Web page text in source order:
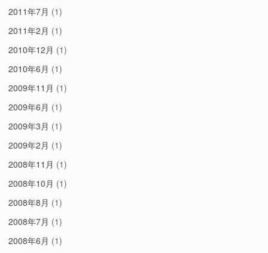
2011年7月 (1)
2011年2月 (1)
2010年12月 (1)
2010年6月 (1)
2009年11月 (1)
2009年6月 (1)
2009年3月 (1)
2009年2月 (1)
2008年11月 (1)
2008年10月 (1)
2008年8月 (1)
2008年7月 (1)
2008年6月 (1)